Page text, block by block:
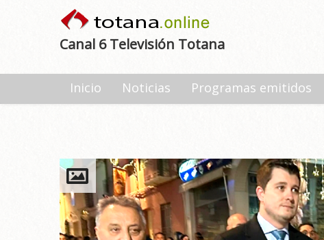
Canal 6 Televisión Totana
Inicio Noticias Programas emitidos